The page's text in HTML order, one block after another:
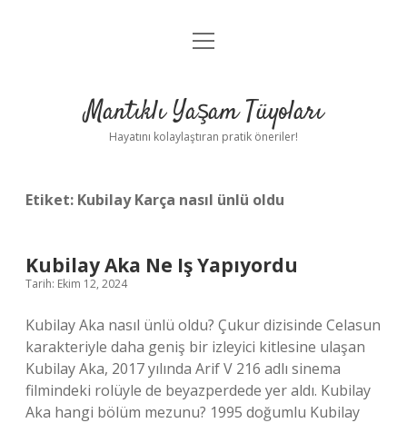
Anasayfa
Yasal Uyarı
menüyü
Mantıklı Yaşam Tüyoları
Hayatını kolaylaştıran pratik öneriler!
Etiket: Kubilay Karça nasıl ünlü oldu
Kubilay Aka Ne Iş Yapıyordu
Tarih: Ekim 12, 2024
Kubilay Aka nasıl ünlü oldu? Çukur dizisinde Celasun
karakteriyle daha geniş bir izleyici kitlesine ulaşan
Kubilay Aka, 2017 yılında Arif V 216 adlı sinema
filmindeki rolüyle de beyazperdede yer aldı. Kubilay
Aka hangi bölüm mezunu? 1995 doğumlu Kubilay